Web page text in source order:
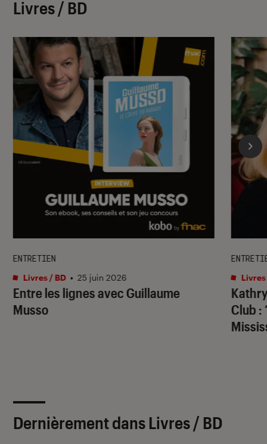
Livres / BD
Entre les lignes avec Guillaume
Musso
ENTRETIEN
Livres / BD • 25 juin 2026
Club :
Livres
Dernièrement dans Livres / BD